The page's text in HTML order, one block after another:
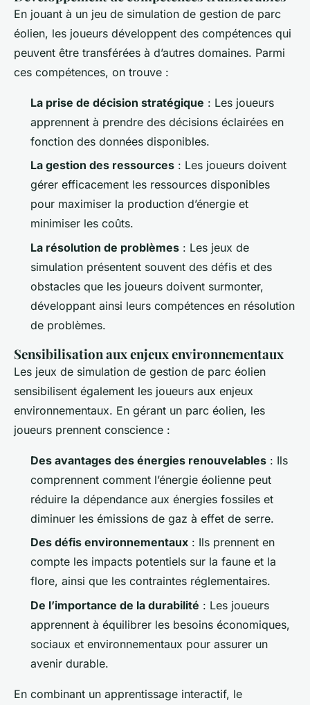
En jouant à un jeu de simulation de gestion de parc
éolien, les joueurs développent des compétences qui
peuvent être transférées à d’autres domaines. Parmi
ces compétences, on trouve :
La prise de décision stratégique : Les joueurs
apprennent à prendre des décisions éclairées en
fonction des données disponibles.
La gestion des ressources : Les joueurs doivent
gérer efficacement les ressources disponibles
pour maximiser la production d’énergie et
minimiser les coûts.
La résolution de problèmes : Les jeux de
simulation présentent souvent des défis et des
obstacles que les joueurs doivent surmonter,
développant ainsi leurs compétences en résolution
de problèmes.
Sensibilisation aux enjeux environnementaux
Les jeux de simulation de gestion de parc éolien
sensibilisent également les joueurs aux enjeux
environnementaux. En gérant un parc éolien, les
joueurs prennent conscience :
Des avantages des énergies renouvelables : Ils
comprennent comment l’énergie éolienne peut
réduire la dépendance aux énergies fossiles et
diminuer les émissions de gaz à effet de serre.
Des défis environnementaux : Ils prennent en
compte les impacts potentiels sur la faune et la
flore, ainsi que les contraintes réglementaires.
De l’importance de la durabilité : Les joueurs
apprennent à équilibrer les besoins économiques,
sociaux et environnementaux pour assurer un
avenir durable.
En combinant un apprentissage interactif, le